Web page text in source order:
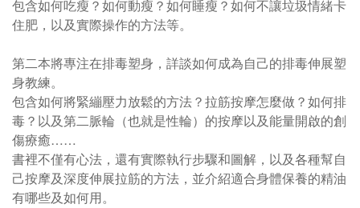
包含如何吃瘦？如何動瘦？如何睡瘦？如何不讓垃圾情緒卡
住肥，以及實際操作的方法等。
第二本將專注在排毒塑身，詳談如何成為自己的排毒伸展塑
身教練。
包含如何將緊繃壓力放鬆的方法？拉筋按摩怎麼做？如何排
毒？以及第二脈輪（也就是性輪）的按摩以及能量開啟的創
傷療癒……
書裡不僅有心法，還有實際執行步驟和圖解，以及各種幫自
己按摩及深度伸展拉筋的方法，並介紹適合身體保養的精油
有哪些及如何用。